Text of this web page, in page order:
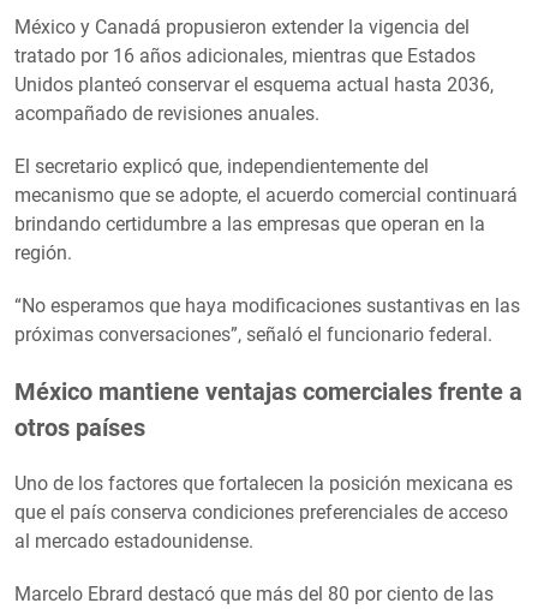
México y Canadá propusieron extender la vigencia del
tratado por 16 años adicionales, mientras que Estados
Unidos planteó conservar el esquema actual hasta 2036,
acompañado de revisiones anuales.
El secretario explicó que, independientemente del
mecanismo que se adopte, el acuerdo comercial continuará
brindando certidumbre a las empresas que operan en la
región.
“No esperamos que haya modificaciones sustantivas en las
próximas conversaciones”, señaló el funcionario federal.
México mantiene ventajas comerciales frente a
otros países
Uno de los factores que fortalecen la posición mexicana es
que el país conserva condiciones preferenciales de acceso
al mercado estadounidense.
Marcelo Ebrard destacó que más del 80 por ciento de las